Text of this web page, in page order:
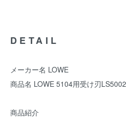
DETAIL
メーカー名 LOWE
商品名 LOWE 5104用受け刃LS5002
商品紹介